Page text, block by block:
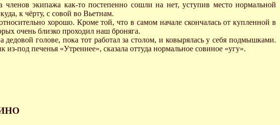
экипажа как-то постепенно сошли на нет, уступив место нормальной
к чёрту, с совой во Вьетнам.
хорошо. Кроме той, что в самом начале скончалась от купленной в
очень близко проходил наш броняга.
голове, пока тот работал за столом, и ковырялась у себя подмышками.
под печенья «Утреннее», сказала оттуда нормальное совиное «угу».